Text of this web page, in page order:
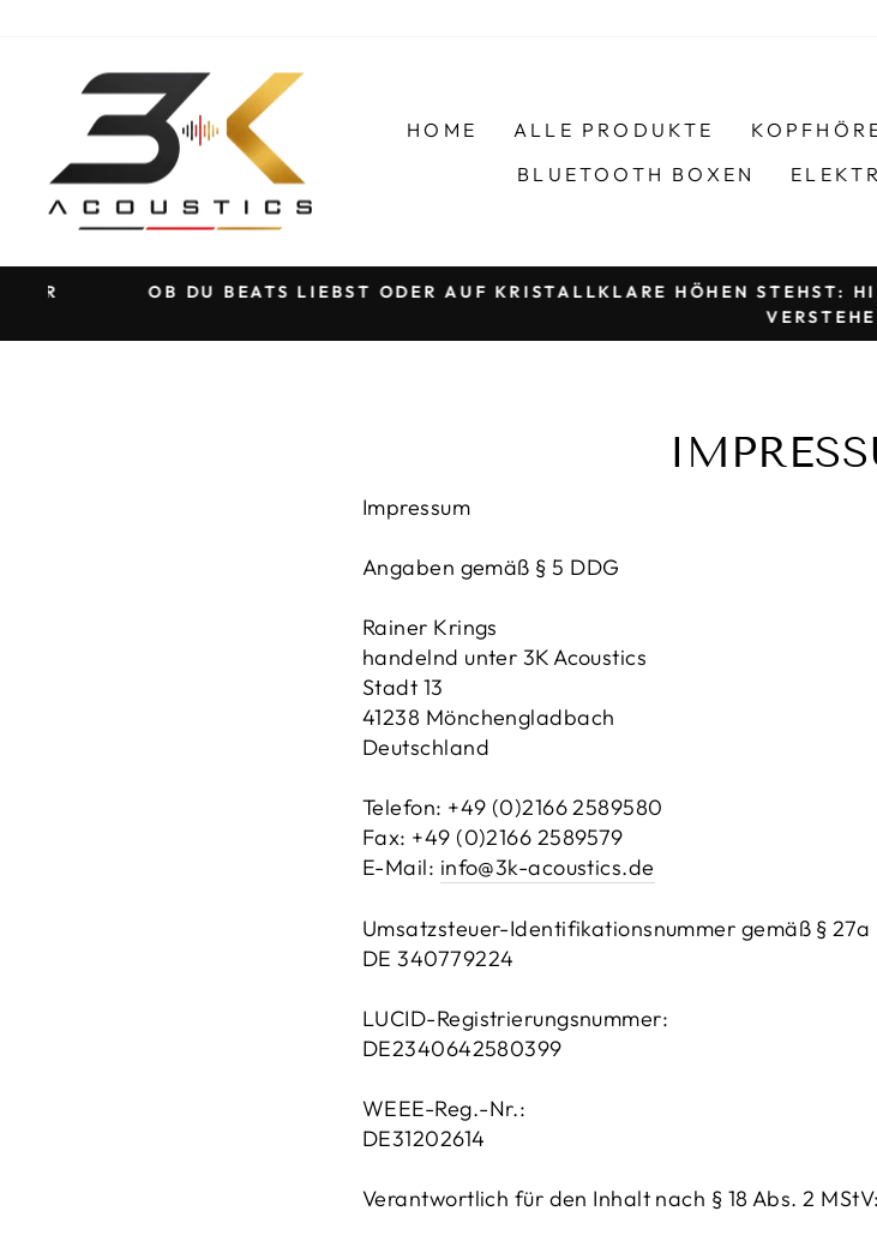
HOME ALLE PRODUKTE
BLUETOOTH BOXEN
Pause
OB DU BEATS LIEBST ODER AUF KRISTALLKLARE HÖHEN STEHST:
VERSTEHEN.
Impressum
Angaben gemäß § 5 DDG
Rainer Krings
handelnd unter 3K Acoustics
Stadt 13
41238 Mönchengladbach
Deutschland
Telefon: +49 (0)2166 2589580
Fax: +49 (0)2166 2589579
E-Mail: info@3k-acoustics.de
Umsatzsteuer-Identifikationsnummer gemäß § 27a
DE 340779224
LUCID-Registrierungsnummer:
DE2340642580399
WEEE-Reg.-Nr.:
DE31202614
Verantwortlich für den Inhalt nach § 18 Abs. 2 MStV: